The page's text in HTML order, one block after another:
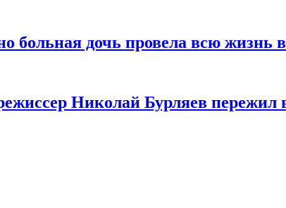
больная дочь провела всю жизнь
Николай Бурляев пережил